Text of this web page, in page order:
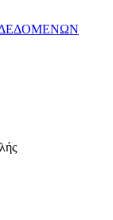
ΔΕΔΟΜΕΝΩΝ